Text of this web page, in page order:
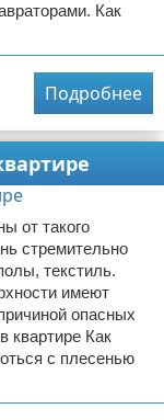
Как
Подробнее
от такого
стремительно
текстиль.
имеют
опасных
квартире Как
с плесенью